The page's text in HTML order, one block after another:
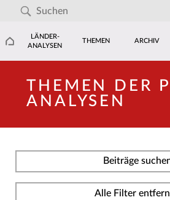
LÄNDER-
ANALYSEN
THEMEN ARCHIV
THEMEN DER
ANALYSEN
Beiträge
Alle Filter